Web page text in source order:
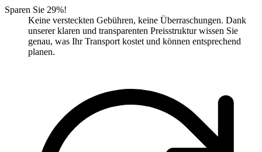
Sparen Sie 29%!
Keine versteckten Gebühren, keine Überraschungen. Dank
unserer klaren und transparenten Preisstruktur wissen Sie
genau, was Ihr Transport kostet und können entsprechend
planen.